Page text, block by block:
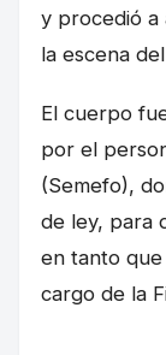
y procedió a
la escena
El cuerpo
por el
(Semefo),
de ley, para
en tanto que
cargo de la